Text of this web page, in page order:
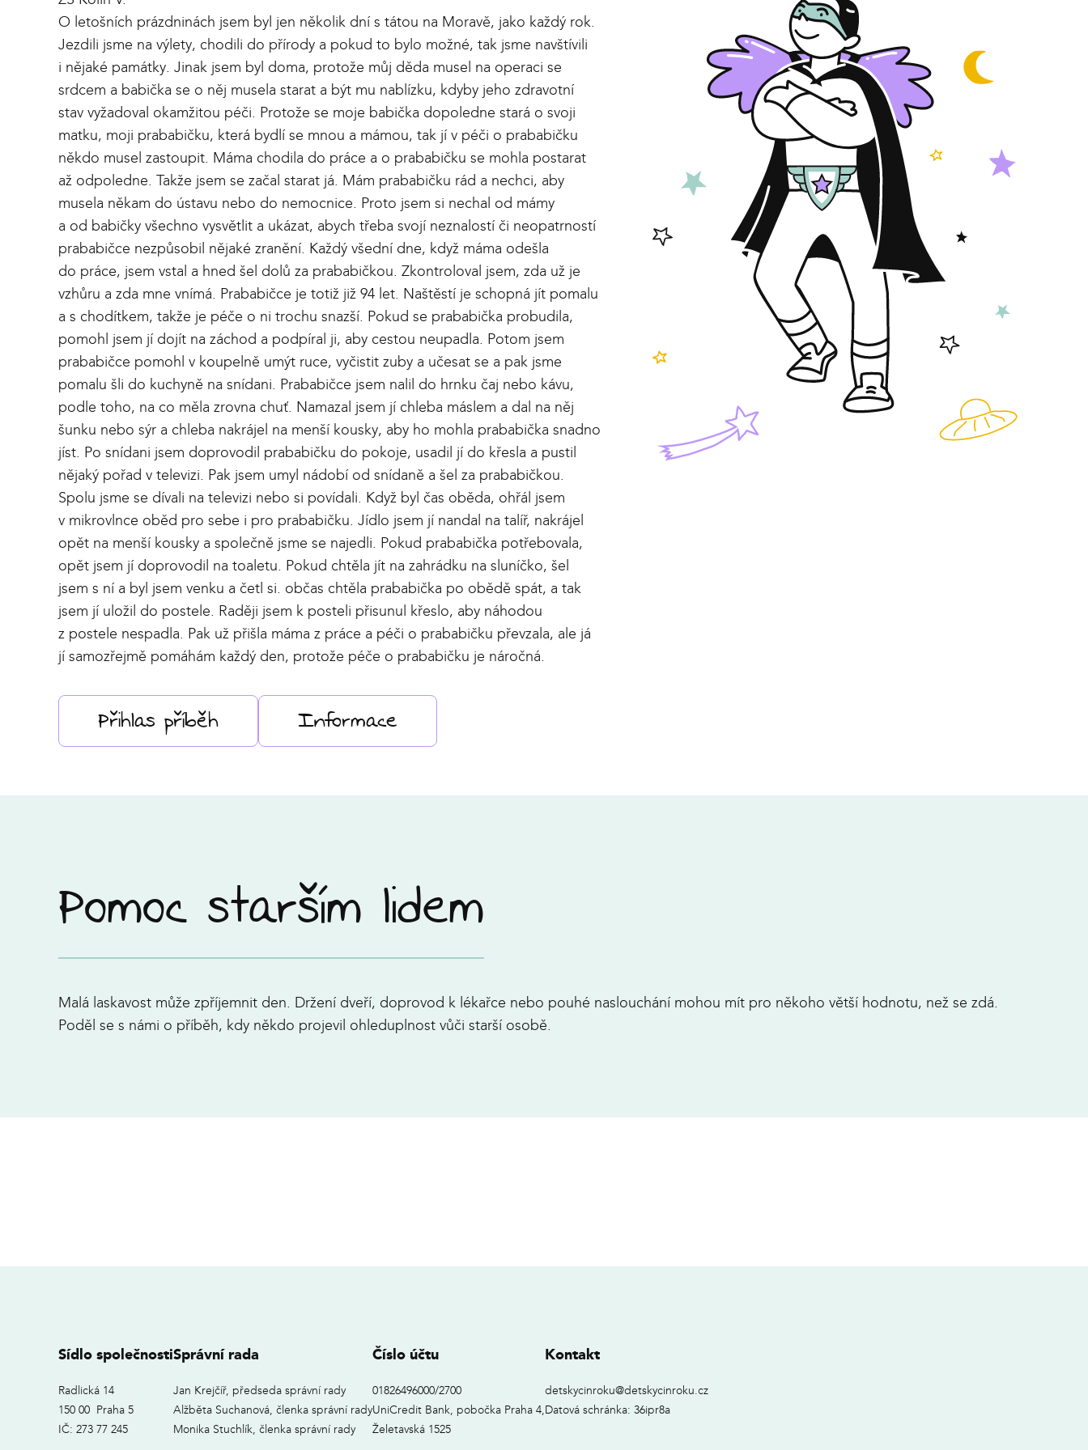
O letošních prázdninách jsem byl jen několik dní s tátou na Moravě, jako každý rok.
Jezdili jsme na výlety, chodili do přírody a pokud to bylo možné, tak jsme navštívili
i nějaké památky. Jinak jsem byl doma, protože můj děda musel na operaci se
srdcem a babička se o něj musela starat a být mu nablízku, kdyby jeho zdravotní
stav vyžadoval okamžitou péči. Protože se moje babička dopoledne stará o svoji
matku, moji prababičku, která bydlí se mnou a mámou, tak jí v péči o prababičku
někdo musel zastoupit. Máma chodila do práce a o prababičku se mohla postarat
až odpoledne. Takže jsem se začal starat já. Mám prababičku rád a nechci, aby
musela někam do ústavu nebo do nemocnice. Proto jsem si nechal od mámy
a od babičky všechno vysvětlit a ukázat, abych třeba svojí neznalostí či neopatrností
prababičce nezpůsobil nějaké zranění. Každý všední dne, když máma odešla
do práce, jsem vstal a hned šel dolů za prababičkou. Zkontroloval jsem, zda už je
vzhůru a zda mne vnímá. Prababičce je totiž již 94 let. Naštěstí je schopná jít pomalu
a s chodítkem, takže je péče o ni trochu snazší. Pokud se prababička probudila,
pomohl jsem jí dojít na záchod a podpíral ji, aby cestou neupadla. Potom jsem
prababičce pomohl v koupelně umýt ruce, vyčistit zuby a učesat se a pak jsme
pomalu šli do kuchyně na snídani. Prababičce jsem nalil do hrnku čaj nebo kávu,
podle toho, na co měla zrovna chuť. Namazal jsem jí chleba máslem a dal na něj
šunku nebo sýr a chleba nakrájel na menší kousky, aby ho mohla prababička snadno
jíst. Po snídani jsem doprovodil prababičku do pokoje, usadil jí do křesla a pustil
nějaký pořad v televizi. Pak jsem umyl nádobí od snídaně a šel za prababičkou.
Spolu jsme se dívali na televizi nebo si povídali. Když byl čas oběda, ohřál jsem
v mikrovlnce oběd pro sebe i pro prababičku. Jídlo jsem jí nandal na talíř, nakrájel
opět na menší kousky a společně jsme se najedli. Pokud prababička potřebovala,
opět jsem jí doprovodil na toaletu. Pokud chtěla jít na zahrádku na sluníčko, šel
jsem s ní a byl jsem venku a četl si. občas chtěla prababička po obědě spát, a tak
jsem jí uložil do postele. Raději jsem k posteli přisunul křeslo, aby náhodou
z postele nespadla. Pak už přišla máma z práce a péči o prababičku převzala, ale já
jí samozřejmě pomáhám každý den, protože péče o prababičku je náročná.
Přihlas příběh Informace
Pomoc starším lidem
Malá laskavost může zpříjemnit den. Držení dveří, doprovod k lékařce nebo pouhé naslouchání mohou mít pro někoho větší hodnotu, než se zdá.
Poděl se s námi o příběh, kdy někdo projevil ohleduplnost vůči starší osobě.
Sídlo společnosti
Radlická 14
150 00 Praha 5
IČ: 273 77 245
Správní rada
Jan Krejčíř, předseda správní rady
Alžběta Suchanová, členka správní rady
Monika Stuchlík, členka správní rady
Číslo účtu
01826496000/2700
UniCredit Bank, pobočka Praha 4,
Želetavská 1525
Kontakt
detskycinroku@detskycinroku.cz
Datová schránka: 36ipr8a